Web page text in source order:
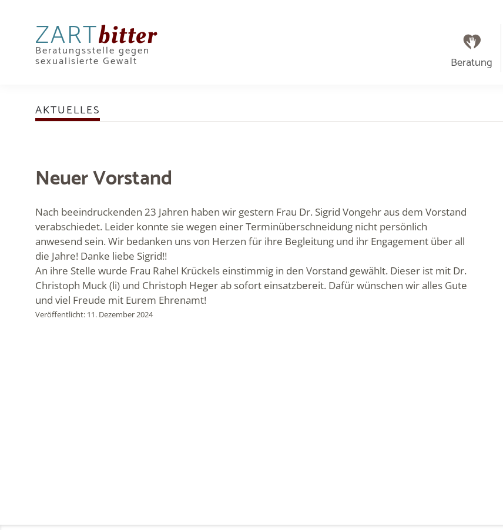
ZARTbitter
Beratungsstelle gegen
sexualisierte Gewalt Beratung
AKTUELLES
Neuer Vorstand
Nach beeindruckenden 23 Jahren haben wir gestern Frau Dr. Sigrid Vongehr aus dem Vorstand
verabschiedet. Leider konnte sie wegen einer Terminüberschneidung nicht persönlich
anwesend sein. Wir bedanken uns von Herzen für ihre Begleitung und ihr Engagement über all
die Jahre! Danke liebe Sigrid!!
An ihre Stelle wurde Frau Rahel Krückels einstimmig in den Vorstand gewählt. Dieser ist mit Dr.
Christoph Muck (li) und Christoph Heger ab sofort einsatzbereit. Dafür wünschen wir alles Gute
und viel Freude mit Eurem Ehrenamt!
Veröffentlicht: 11. Dezember 2024